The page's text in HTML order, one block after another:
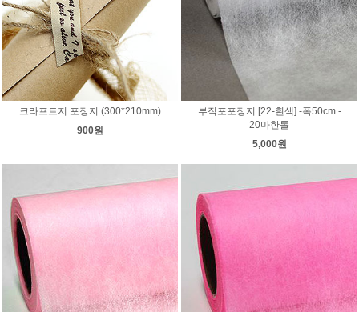
크라프트지 포장지 (300*210mm)
900원
부직포포장지 [22-흰색] -폭50cm -
20마한롤
5,000원